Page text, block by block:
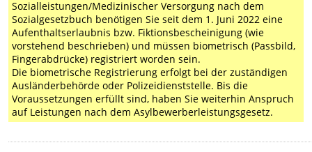
Sozialleistungen/Medizinischer Versorgung nach dem
Sozialgesetzbuch benötigen Sie seit dem 1. Juni 2022 eine
Aufenthaltserlaubnis bzw. Fiktionsbescheinigung (wie
vorstehend beschrieben) und müssen biometrisch (Passbild,
Fingerabdrücke) registriert worden sein.
Die biometrische Registrierung erfolgt bei der zuständigen
Ausländerbehörde oder Polizeidienststelle. Bis die
Voraussetzungen erfüllt sind, haben Sie weiterhin Anspruch
auf Leistungen nach dem Asylbewerberleistungsgesetz.